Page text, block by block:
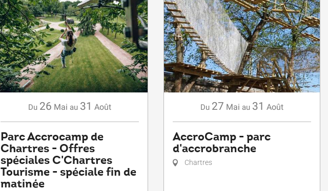
Du 26 Mai au 31 Août
Parc Accrocamp de
Chartres - Offres
spéciales C'Chartres
Tourisme - spéciale fin de
matinée
Du 27 Mai au 31 Août
AccroCamp - parc
d'accrobranche
Chartres